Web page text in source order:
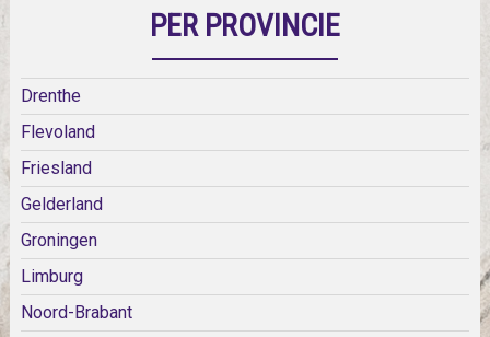
PER PROVINCIE
Drenthe
Flevoland
Friesland
Gelderland
Groningen
Limburg
Noord-Brabant